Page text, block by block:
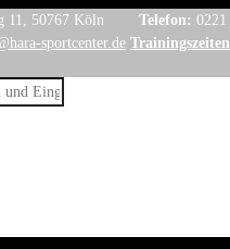
11, 50767 Köln Telefon: 0221
sportcenter.de Trainingszeiten